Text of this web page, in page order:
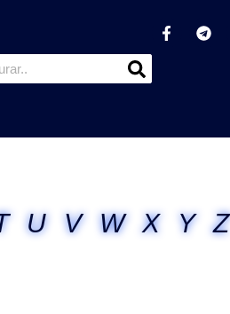
U V W X Y Z